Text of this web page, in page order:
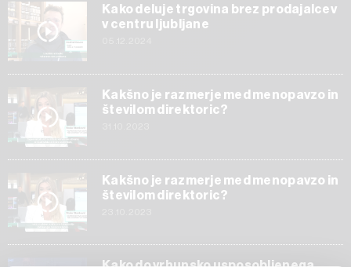
Kako deluje trgovina brez prodajalcev
v centru ljubljane
Kakšno je razmerje med menopavzo in
številom direktoric?
Kakšno je razmerje med menopavzo in
številom direktoric?